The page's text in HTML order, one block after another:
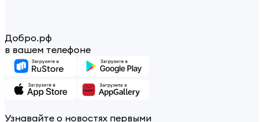
Добро.рф
в вашем телефоне
Узнавайте о новостях первыми